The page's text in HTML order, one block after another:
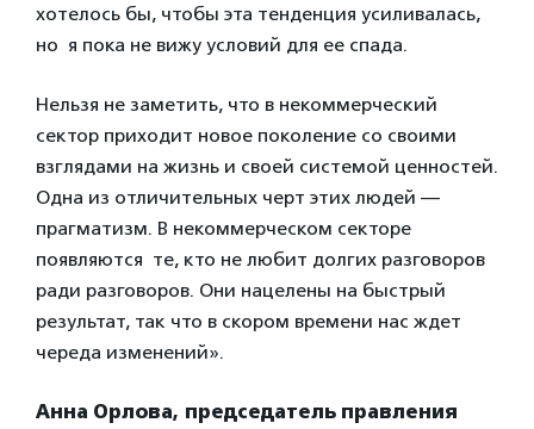
хотелось бы, чтобы эта тенденция усиливалась,
но я пока не вижу условий для ее спада.
Нельзя не заметить, что в некоммерческий
сектор приходит новое поколение со своими
взглядами на жизнь и своей системой ценностей.
Одна из отличительных черт этих людей —
прагматизм. В некоммерческом секторе
появляются те, кто не любит долгих разговоров
ради разговоров. Они нацелены на быстрый
результат, так что в скором времени нас ждет
череда изменений».
Анна Орлова, председатель правления